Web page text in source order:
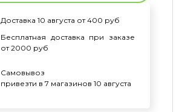
Доставка 10 августа от 400 руб
Бесплатная доставка при заказе
от 2000 руб
Самовывоз
привезти в 7 магазинов 10 августа